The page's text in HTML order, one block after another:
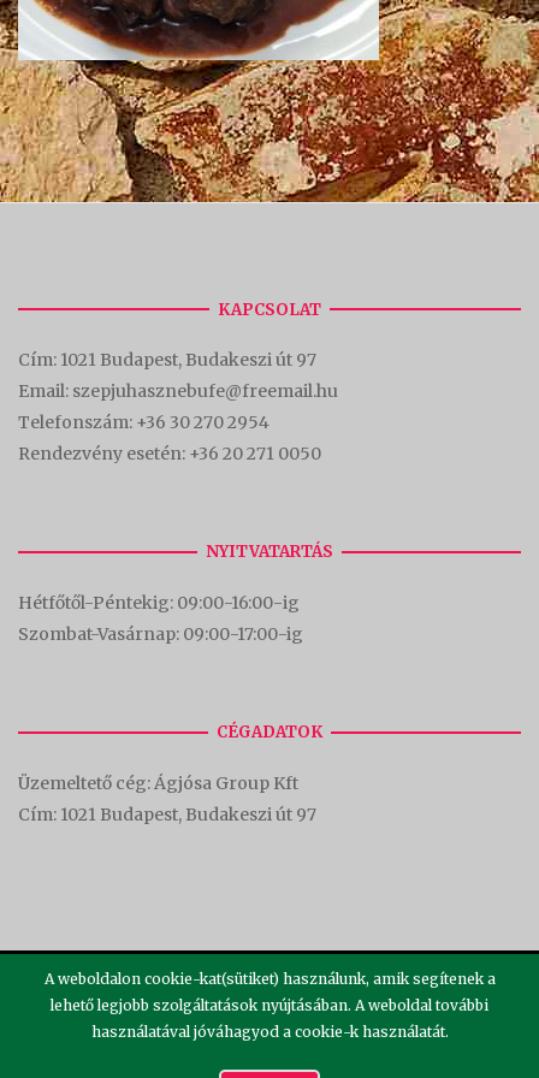
KAPCSOLAT
Cím: 1021 Budapest, Budakeszi út 97
Email: szepjuhasznebufe@freemail.hu
Telefonszám: +36 30 270 2954
Rendezvény esetén: +36 20 271 0050
NYITVATARTÁS
Hétfőtől-Péntekig: 09:00-16:00-ig
Szombat-Vasárnap: 09:00-17:00-ig
CÉGADATOK
Üzemeltető cég: Ágjósa Group Kft
Cím: 1021 Budapest, Budakeszi út 97
Theme bySiteOrigin
A weboldalon cookie-kat(sütiket) használunk, amik segítenek a
lehető legjobb szolgáltatások nyújtásában. A weboldal további
használatával jóváhagyod a cookie-k használatát.